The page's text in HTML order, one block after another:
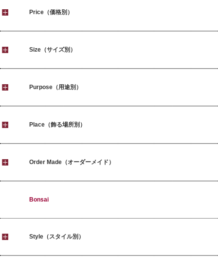
Price（価格別）
Size（サイズ別）
Purpose（用途別）
Place（飾る場所別）
Order Made（オーダーメイド）
Bonsai
Style（スタイル別）